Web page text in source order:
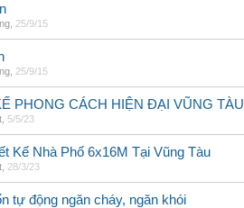
25/9/15
25/9/15
PHONG CÁCH HIỆN ĐẠI VŨNG TÀU
5/5/23
Kế Nhà Phố 6x16M Tại Vũng Tàu
28/3/23
tự động ngăn cháy, ngăn khói